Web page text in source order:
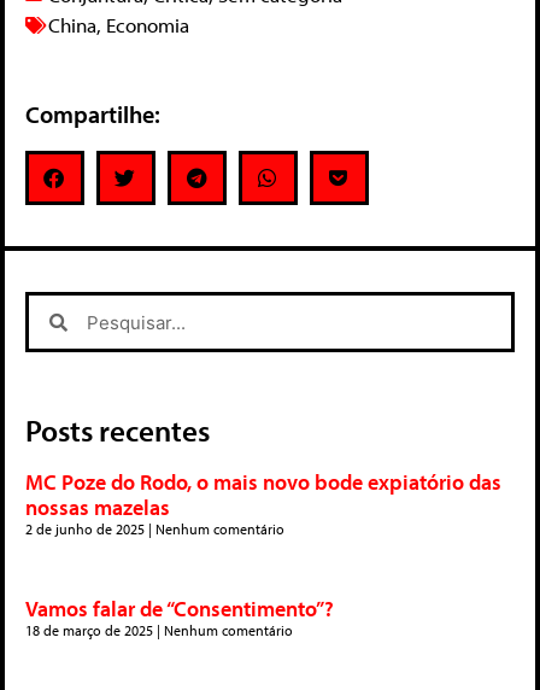
China, Economia
Compartilhe:
Posts recentes
MC Poze do Rodo, o mais novo bode expiatório das
nossas mazelas
2 de junho de 2025 Nenhum comentário
Vamos falar de “Consentimento”?
18 de março de 2025 Nenhum comentário